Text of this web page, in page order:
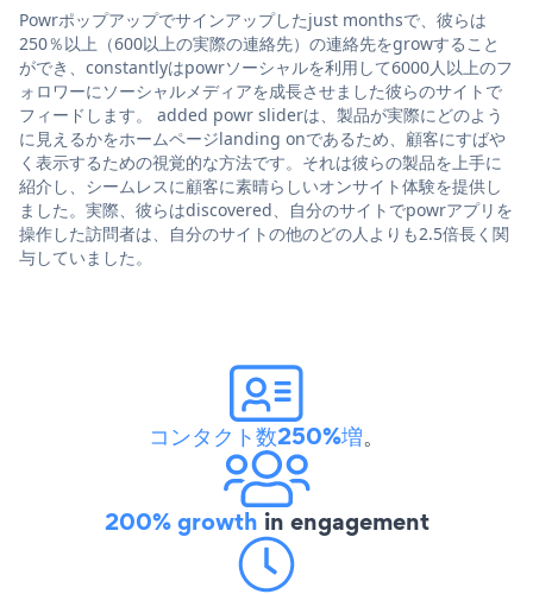
Powrポップアップでサインアップしたjust monthsで、彼らは
250％以上（600以上の実際の連絡先）の連絡先をgrowすること
ができ、constantlyはpowrソーシャルを利用して6000人以上のフ
ォロワーにソーシャルメディアを成長させました彼らのサイトで
フィードします。 added powr sliderは、製品が実際にどのよう
に見えるかをホームページlanding onであるため、顧客にすばや
く表示するための視覚的な方法です。それは彼らの製品を上手に
紹介し、シームレスに顧客に素晴らしいオンサイト体験を提供し
ました。実際、彼らはdiscovered、自分のサイトでpowrアプリを
操作した訪問者は、自分のサイトの他のどの人よりも2.5倍長く関
与していました。
コンタクト数250%増。
200% growth in engagement